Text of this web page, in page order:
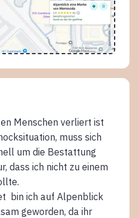
Menschen verliert ist
muss sich
um die Bestattung
dass ich nicht zu einem
bin ich auf Alpenblick
geworden, da ihr